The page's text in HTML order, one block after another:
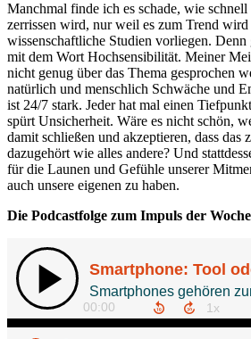
Manchmal finde ich es schade, wie
zerrissen wird, nur weil es zum Trend
wissenschaftliche Studien vorliegen. Denn
mit dem Wort Hochsensibilität. Meiner
nicht genug über das Thema gesprochen
natürlich und menschlich Schwäche und
ist 24/7 stark. Jeder hat mal einen
spürt Unsicherheit. Wäre es nicht schön,
damit schließen und akzeptieren, dass das
dazugehört wie alles andere? Und
für die Launen und Gefühle unserer
auch unsere eigenen zu haben.
Die Podcastfolge zum Impuls der